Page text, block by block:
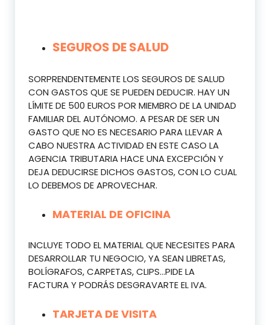
SEGUROS DE SALUD
SORPRENDENTEMENTE LOS SEGUROS DE SALUD
CON GASTOS QUE SE PUEDEN DEDUCIR. HAY UN
LÍMITE DE 500 EUROS POR MIEMBRO DE LA UNIDAD
FAMILIAR DEL AUTÓNOMO. A PESAR DE SER UN
GASTO QUE NO ES NECESARIO PARA LLEVAR A
CABO NUESTRA ACTIVIDAD EN ESTE CASO LA
AGENCIA TRIBUTARIA HACE UNA EXCEPCIÓN Y
DEJA DEDUCIRSE DICHOS GASTOS, CON LO CUAL
LO DEBEMOS DE APROVECHAR.
MATERIAL DE OFICINA
INCLUYE TODO EL MATERIAL QUE NECESITES PARA
DESARROLLAR TU NEGOCIO, YA SEAN LIBRETAS,
BOLÍGRAFOS, CARPETAS, CLIPS…PIDE LA
FACTURA Y PODRÁS DESGRAVARTE EL IVA.
TARJETA DE VISITA